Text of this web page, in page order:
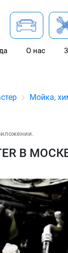
О нас
Мойка,
В